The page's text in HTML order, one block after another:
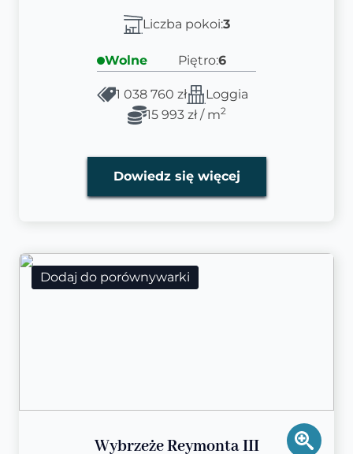
Liczba pokoi:3
Wolne Piętro:6
1 038 760 zł
Loggia
15 993 zł / m2
Dowiedz się więcej
Dodaj do porównywarki
Wybrzeże Reymonta III